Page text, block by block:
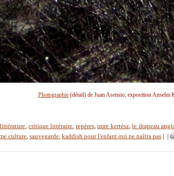
Photographie(détail) de Juan Asensio, exposition Anselm
littérature, critique littéraire, repères,imre kertész,le drapeau
culture, sauvegarde, kaddish pour l'enfant qui ne naîtra pas